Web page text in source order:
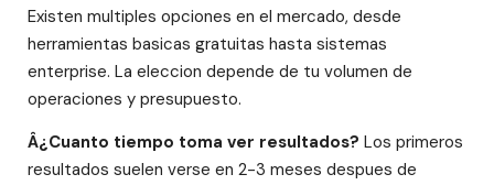
Existen multiples opciones en el mercado, desde
herramientas basicas gratuitas hasta sistemas
enterprise. La eleccion depende de tu volumen de
operaciones y presupuesto.
Â¿Cuanto tiempo toma ver resultados? Los primeros
resultados suelen verse en 2-3 meses despues de